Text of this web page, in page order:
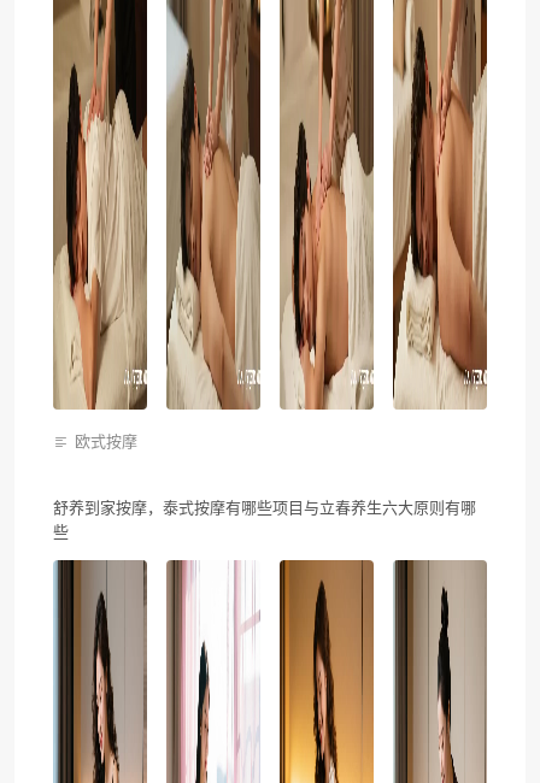
欧式按摩
舒养到家按摩，泰式按摩有哪些项目与立春养生六大原则有哪
些